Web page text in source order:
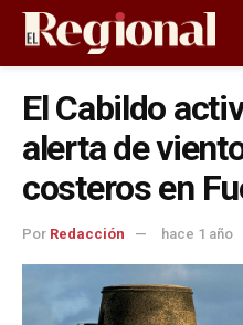
El Cabildo
alerta de
costeros en
Por Redacción hace 1 año